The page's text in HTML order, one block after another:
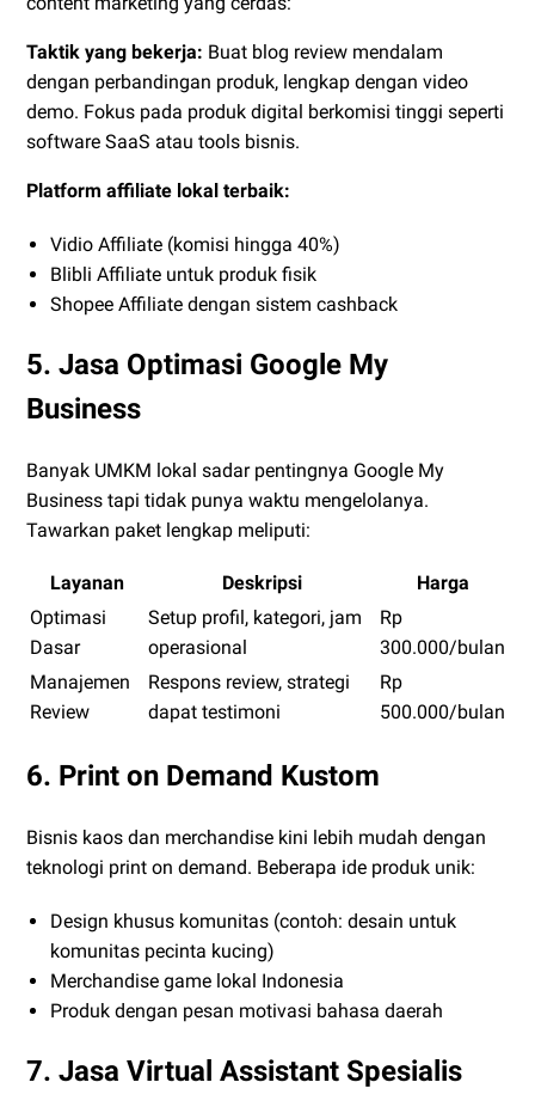
Taktik yang bekerja: Buat blog review mendalam
dengan perbandingan produk, lengkap dengan video
demo. Fokus pada produk digital berkomisi tinggi seperti
software SaaS atau tools bisnis.
Platform affiliate lokal terbaik:
Vidio Affiliate (komisi hingga 40%)
Blibli Affiliate untuk produk fisik
Shopee Affiliate dengan sistem cashback
5. Jasa Optimasi Google My
Business
Banyak UMKM lokal sadar pentingnya Google My
Business tapi tidak punya waktu mengelolanya.
Tawarkan paket lengkap meliputi:
Layanan Deskripsi
Harga
Optimasi
Dasar
Setup profil, kategori, jam
operasional
Rp
300.000/bulan
Manajemen
Review
Respons review, strategi
dapat testimoni
Rp
500.000/bulan
6. Print on Demand Kustom
Bisnis kaos dan merchandise kini lebih mudah dengan
teknologi print on demand. Beberapa ide produk unik:
Design khusus komunitas (contoh: desain untuk
komunitas pecinta kucing)
Merchandise game lokal Indonesia
Produk dengan pesan motivasi bahasa daerah
7. Jasa Virtual Assistant Spesialis